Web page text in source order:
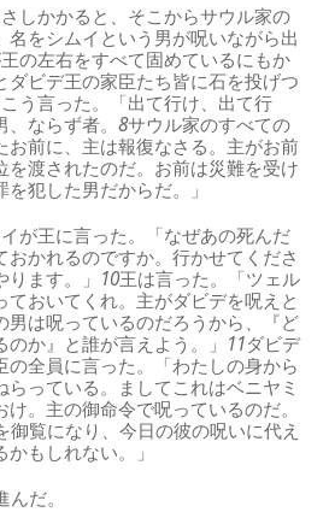
しかかると、そこからサウル家の
名をシムイという男が呪いながら出
の左右をすべて固めているにもか
ダビデ王の家臣たち皆に石を投げつ
う言った。「出て行け、出て行
、ならず者。8サウル家のすべての
お前に、主は報復なさる。主がお前
を渡されたのだ。お前は災難を受け
犯した男だからだ。」
が王に言った。「なぜあの死んだ
おかれるのですか。行かせてくださ
ます。」 10王は言った。「ツェル
ておいてくれ。主がダビデを呪えと
男は呪っているのだろうから、『ど
か』と誰が言えよう。」 11ダビデ
の全員に言った。「わたしの身から
っている。ましてこれはベニヤミ
。主の御命令で呪っているのだ。
御覧になり、今日の彼の呪いに代え
もしれない。」
だ。